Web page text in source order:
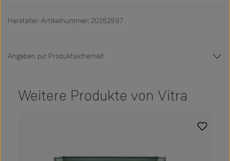
Hersteller-Artikelnummer: 20352997
Angaben zur Produktsicherheit
Weitere Produkte von Vitra